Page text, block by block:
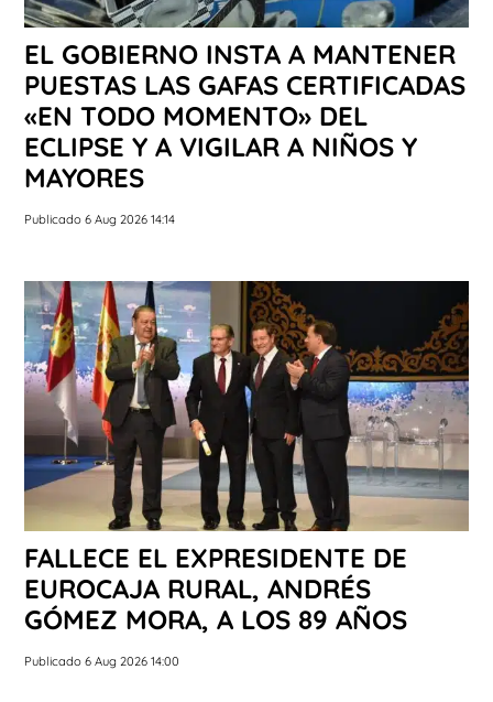
EL GOBIERNO INSTA A MANTENER
PUESTAS LAS GAFAS CERTIFICADAS
«EN TODO MOMENTO» DEL
ECLIPSE Y A VIGILAR A NIÑOS Y
MAYORES
Publicado 6 Aug 2026 14:14
FALLECE EL EXPRESIDENTE DE
EUROCAJA RURAL, ANDRÉS
GÓMEZ MORA, A LOS 89 AÑOS
Publicado 6 Aug 2026 14:00